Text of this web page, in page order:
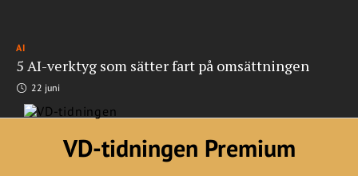
AI
5 AI-verktyg som sätter fart på omsättningen
22 juni
VD-tidningen Premium